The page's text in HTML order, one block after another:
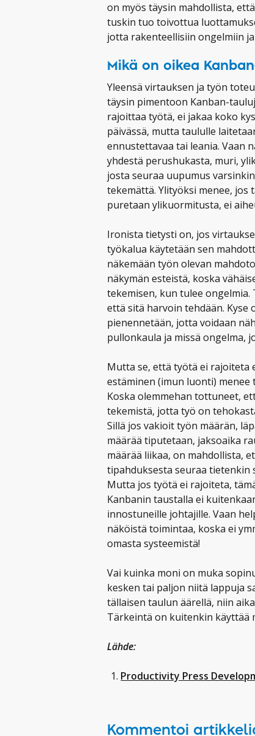
on myös täysin mahdollista,
tuskin tuo toivottua
jotta rakenteellisiin ongelmiin
Mikä on oikea
Yleensä virtauksen ja työn
täysin pimentoon Kanban-
rajoittaa työtä, ei jakaa koko
päivässä, mutta taululle
ennustettavaa tai leania. Vaan
yhdestä perushukasta, muri,
josta seuraa uupumus
tekemättä. Ylityöksi menee,
puretaan ylikuormitusta, ei
Ironista tietysti on, jos
työkalua käytetään sen
näkemään työn olevan
näkymän esteistä, koska
tekemisen, kun tulee
että sitä harvoin tehdään. Kyse
pienennetään, jotta voidaan
pullonkaula ja missä ongelma,
Mutta se, että työtä ei rajoiteta
estäminen (imun luonti)
Koska olemmehan tottuneet,
tekemistä, jotta työ on
Sillä jos vakioit työn määrän,
määrää tiputetaan, jaksoaika
määrää liikaa, on mahdollista,
tipahduksesta seuraa tietenkin
Mutta jos työtä ei rajoiteta,
Kanbanin taustalla ei
innostuneille johtajille. Vaan
näköistä toimintaa, koska ei
omasta systeemistä!
Vai kuinka moni on muka
kesken tai paljon niitä lappuja
tällaisen taulun äärellä, niin
Tärkeintä on kuitenkin käyttää
Lähde:
Productivity Press
Kommentoi